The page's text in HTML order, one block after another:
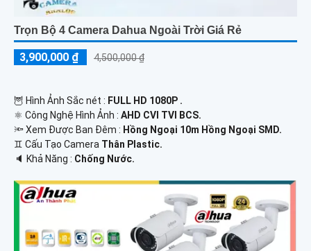
Trọn Bộ 4 Camera Dahua Ngoài Trời Giá Rẻ
3,900,000 ₫ 4,500,000 ₫
🦉 Hình Ảnh Sắc nét : FULL HD 1080P .
⚛️ Công Nghệ Hình Ảnh : AHD CVI TVI BCS.
🔦 Xem Được Ban Đêm : Hồng Ngoại 10m Hồng Ngoại SMD.
♊ Cấu Tạo Camera Thân Plastic.
️🔈 Khả Năng : Chống Nước.